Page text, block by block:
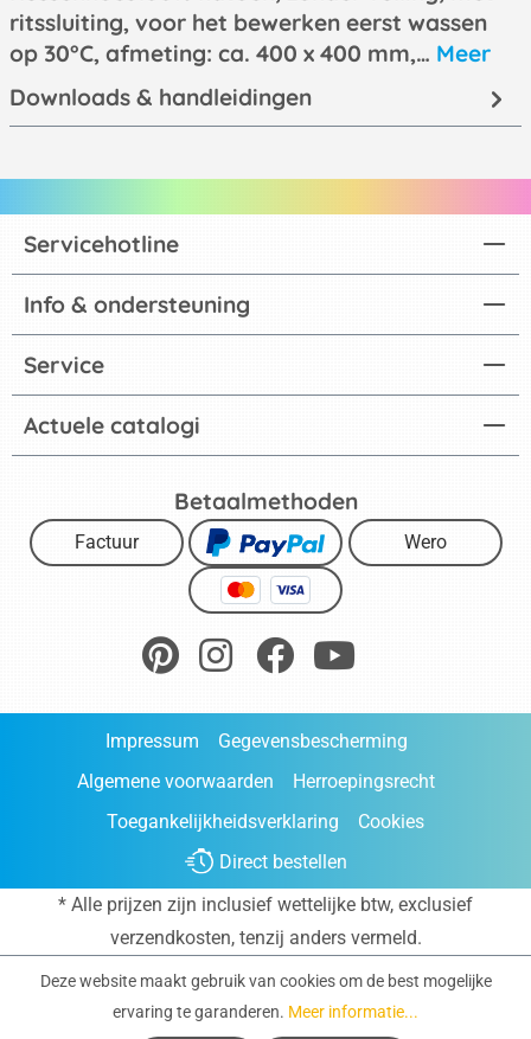
ritssluiting, voor het bewerken eerst wassen
op 30°C, afmeting: ca. 400 x 400 mm,… Meer
Downloads & handleidingen
Actuele catalogi
Servicehotline
Info & ondersteuning
Service
Betaalmethoden
Factuur Wero
Impressum
Gegevensbescherming
Algemene voorwaarden
Herroepingsrecht
Toegankelijkheidsverklaring
Cookies
Direct bestellen
* Alle prijzen zijn inclusief wettelijke btw, exclusief
verzendkosten, tenzij anders vermeld.
Deze website maakt gebruik van cookies om de best mogelijke
ervaring te garanderen. Meer informatie...